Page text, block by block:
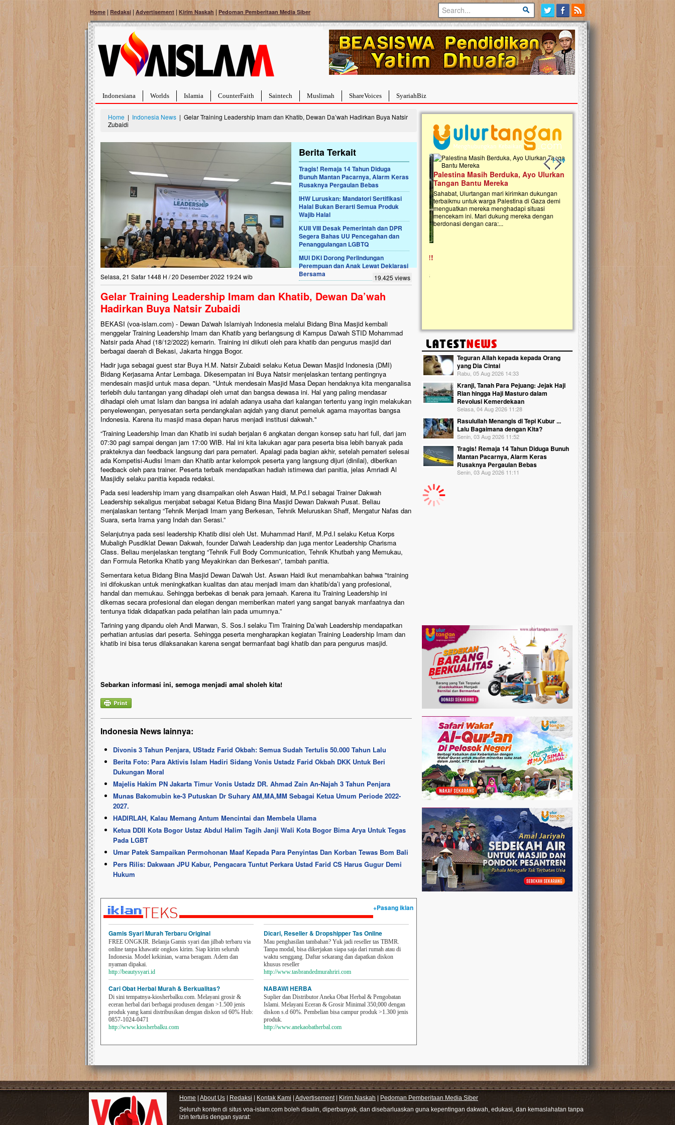
Home | Redaksi | Advertisement | Kirim Naskah | Pedoman Pemberitaan Media Siber
Indonesiana Worlds Islamia CounterFaith Saintech Muslimah ShareVoices SyariahBiz
Home | Indonesia News | Gelar Training Leadership Imam dan Khatib, Dewan Da’wah Hadirkan Buya Natsir
Zubaidi
Berita Terkait
Tragis! Remaja 14 Tahun Diduga
Bunuh Mantan Pacarnya, Alarm Keras
Rusaknya Pergaulan Bebas
IHW Luruskan: Mandatori Sertifikasi
Halal Bukan Berarti Semua Produk
Wajib Halal
KUII VIII Desak Pemerintah dan DPR
Segera Bahas UU Pencegahan dan
Penanggulangan LGBTQ
MUI DKI Dorong Perlindungan
Perempuan dan Anak Lewat Deklarasi
Bersama
Selasa, 21 Safar 1448 H / 20 Desember 2022 19:24 wib 19.425 views
Gelar Training Leadership Imam dan Khatib, Dewan Da’wah
Hadirkan Buya Natsir Zubaidi
BEKASI (voa-islam.com) - Dewan Da'wah Islamiyah Indonesia melalui Bidang Bina Masjid kembali
menggelar Training Leadership Imam dan Khatib yang berlangsung di Kampus Da'wah STID Mohammad
Natsir pada Ahad (18/12/2022) kemarin. Training ini diikuti oleh para khatib dan pengurus masjid dari
berbagai daerah di Bekasi, Jakarta hingga Bogor.
Hadir juga sebagai guest star Buya H.M. Natsir Zubaidi selaku Ketua Dewan Masjid Indonesia (DMI)
Bidang Kerjasama Antar Lembaga. Dikesempatan ini Buya Natsir menjelaskan tentang pentingnya
mendesain masjid untuk masa depan. "Untuk mendesain Masjid Masa Depan hendaknya kita menganalisa
terlebih dulu tantangan yang dihadapi oleh umat dan bangsa dewasa ini. Hal yang paling mendasar
dihadapi oleh umat Islam dan bangsa ini adalah adanya usaha dari kalangan tertentu yang ingin melakukan
penyelewengan, penyesatan serta pendangkalan aqidah yang dianut pemeluk agama mayoritas bangsa
Indonesia. Karena itu masjid masa depan harus menjadi institusi dakwah."
“Training Leadership Iman dan Khatib ini sudah berjalan 6 angkatan dengan konsep satu hari full, dari jam
07:30 pagi sampai dengan jam 17:00 WIB. Hal ini kita lakukan agar para peserta bisa lebih banyak pada
prakteknya dan feedback langsung dari para pemateri. Apalagi pada bagian akhir, setelah pemateri selesai
ada Kompetisi-Audisi Imam dan Khatib antar kelompok peserta yang langsung dijuri (dinilai), diberikan
feedback oleh para trainer. Peserta terbaik mendapatkan hadiah istimewa dari panitia, jelas Amriadi Al
Masjidiy selaku panitia kepada redaksi.
Pada sesi leadership imam yang disampaikan oleh Aswan Haidi, M.Pd.I sebagai Trainer Dakwah
Leadership sekaligus menjabat sebagai Ketua Bidang Bina Masjid Dewan Dakwah Pusat. Beliau
menjalaskan tentang “Tehnik Menjadi Imam yang Berkesan, Tehnik Meluruskan Shaff, Mengatur Nafas dan
Suara, serta Irama yang Indah dan Serasi.”
Selanjutnya pada sesi leadership Khatib diisi oleh Ust. Muhammad Hanif, M.Pd.I selaku Ketua Korps
Mubaligh Pusdiklat Dewan Dakwah, founder Da'wah Leadership dan juga mentor Leadership Charisma
Class. Beliau menjelaskan tengtang “Tehnik Full Body Communication, Tehnik Khutbah yang Memukau,
dan Formula Retorika Khatib yang Meyakinkan dan Berkesan”, tambah panitia.
Sementara ketua Bidang Bina Masjid Dewan Da'wah Ust. Aswan Haidi ikut menambahkan bahwa "training
ini difokuskan untuk meningkatkan kualitas dan atau menjadi imam dan khatib/da’i yang profesional,
handal dan memukau. Sehingga berbekas di benak para jemaah. Karena itu Training Leadership ini
dikemas secara profesional dan elegan dengan memberikan materi yang sangat banyak manfaatnya dan
tentunya tidak didapatkan pada pelatihan lain pada umumnya.”
Tarining yang dipandu oleh Andi Marwan, S. Sos.I selaku Tim Training Da’wah Leadership mendapatkan
perhatian antusias dari peserta. Sehingga peserta mengharapkan kegiatan Training Leadership Imam dan
khatib ini bisa terus dilaksanakan karena sengat bermanfaat bagi khatib dan para pengurus masjid.
Sebarkan informasi ini, semoga menjadi amal sholeh kita!
Indonesia News lainnya:
Divonis 3 Tahun Penjara, UStadz Farid Okbah: Semua Sudah Tertulis 50.000 Tahun Lalu
Berita Foto: Para Aktivis Islam Hadiri Sidang Vonis Ustadz Farid Okbah DKK Untuk Beri
Dukungan Moral
Majelis Hakim PN Jakarta Timur Vonis Ustadz DR. Ahmad Zain An-Najah 3 Tahun Penjara
Munas Bakomubin ke-3 Putuskan Dr Suhary AM,MA,MM Sebagai Ketua Umum Periode 2022-
2027.
HADIRLAH, Kalau Memang Antum Mencintai dan Membela Ulama
Ketua DDII Kota Bogor Ustaz Abdul Halim Tagih Janji Wali Kota Bogor Bima Arya Untuk Tegas
Pada LGBT
Umar Patek Sampaikan Permohonan Maaf Kepada Para Penyintas Dan Korban Tewas Bom Bali
Pers Rilis: Dakwaan JPU Kabur, Pengacara Tuntut Perkara Ustad Farid CS Harus Gugur Demi
Hukum
+Pasang iklan
Gamis Syari Murah Terbaru Original
FREE ONGKIR. Belanja Gamis syari dan jilbab terbaru via
online tanpa khawatir ongkos kirim. Siap kirim seluruh
Indonesia. Model kekinian, warna beragam. Adem dan
nyaman dipakai.
http://beautysyari.id
Cari Obat Herbal Murah & Berkualitas?
Di sini tempatnya-kiosherbalku.com. Melayani grosir &
eceran herbal dari berbagai produsen dengan >1.500 jenis
produk yang kami distribusikan dengan diskon sd 60% Hub:
0857-1024-0471
http://www.kiosherbalku.com
Dicari, Reseller & Dropshipper Tas Online
Mau penghasilan tambahan? Yuk jadi reseller tas TBMR.
Tanpa modal, bisa dikerjakan siapa saja dari rumah atau di
waktu senggang. Daftar sekarang dan dapatkan diskon
khusus reseller
http://www.tasbrandedmurahriri.com
NABAWI HERBA
Suplier dan Distributor Aneka Obat Herbal & Pengobatan
Islami. Melayani Eceran & Grosir Minimal 350,000 dengan
diskon s.d 60%. Pembelian bisa campur produk >1.300 jenis
produk.
http://www.anekaobatherbal.com
Previous slide
Next slide
Bantu Naura, Balita Hebat Sembuh Dari
Tumor Pembuluh Darah
Hidup Naura Salsabila dipenuhi dengan
rintangan yang sangat berat. Meskipun baru
berusia sepuluh bulan, bayi yang imut ini harus
menghadapi penyakit yang dahsyat, yaitu tumor
pembuluh darah berukuran...
Lima Tahun Mangkrak, Masjid di
Pelosok ini Mengenaskan. Ayo Bantu.!!
Nasib masjid di Kampung Cilumbu ini sungguh
mengenaskan. Lima tahun mangkrak, kini nyaris
tak berbentuk masjid, dipenuhi rumput liar,
hujan....
Palestina Masih Berduka, Ayo Ulurkan
Tangan Bantu Mereka
Sahabat, Ulurtangan mari kirimkan dukungan
terbaikmu untuk warga Palestina di Gaza demi
menguatkan mereka menghadapi situasi
mencekam ini. Mari dukung mereka dengan
berdonasi dengan cara:...
Open Donasi Wakaf
Rumah Qur'an & TK Islam
Najjah di Jonggol
Saat ini, Ulurtangan bersama Yayasan
Najjahtul Islam Jonggol sedang merintis
pembangunan Rumah Qur’an dan
kanak Islam Terpadu (TKIT) An Najjah
Gedung Majelis Taklim di Jonggol,...
Teguran Allah kepada kepada Orang
yang Dia Cintai
Rabu, 05 Aug 2026 14:33
Kranji, Tanah Para Pejuang: Jejak Haji
Rian hingga Haji Masturo dalam
Revolusi Kemerdekaan
Selasa, 04 Aug 2026 11:28
Rasulullah Menangis di Tepi Kubur ...
Lalu Bagaimana dengan Kita?
Senin, 03 Aug 2026 11:52
Tragis! Remaja 14 Tahun Diduga Bunuh
Mantan Pacarnya, Alarm Keras
Rusaknya Pergaulan Bebas
Senin, 03 Aug 2026 11:11
Home About Us Redaksi Kontak Kami Advertisement| Kirim Naskah
Pedoman Pemberitaan Media Siber
Seluruh konten di situs voa-islam.com boleh disalin, diperbanyak, dan disebarluaskan guna kepentingan dakwah, edukasi, dan kemaslahatan tanpa
izin tertulis dengan syarat: